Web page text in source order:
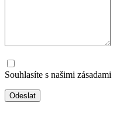
Souhlasíte s našimi zásadami
Odeslat